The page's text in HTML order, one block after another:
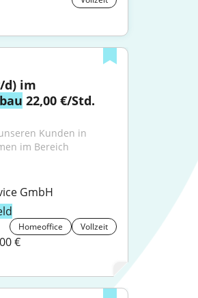
d) im
22,00 €/Std.
Kunden in
im Bereich
GmbH
Homeoffice Vollzeit
€